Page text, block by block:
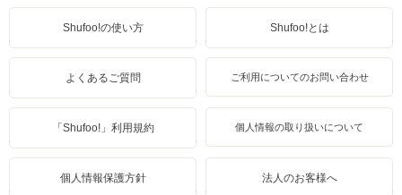
Shufoo!の使い方 Shufoo!とは
よくあるご質問 ご利用についてのお問い合わせ
「Shufoo!」利用規約 個人情報の取り扱いについて
個人情報保護方針 法人のお客様へ